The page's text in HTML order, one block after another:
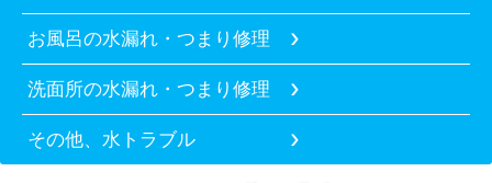
お風呂の水漏れ・つまり修理
洗面所の水漏れ・つまり修理
その他、水トラブル